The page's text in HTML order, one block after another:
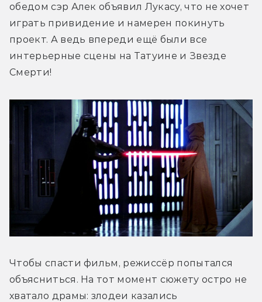
обедом сэр Алек объявил Лукасу, что не хочет
играть привидение и намерен покинуть
проект. А ведь впереди ещё были все
интерьерные сцены на Татуине и Звезде
Смерти!
Чтобы спасти фильм, режиссёр попытался
объясниться. На тот момент сюжету остро не
хватало драмы: злодеи казались